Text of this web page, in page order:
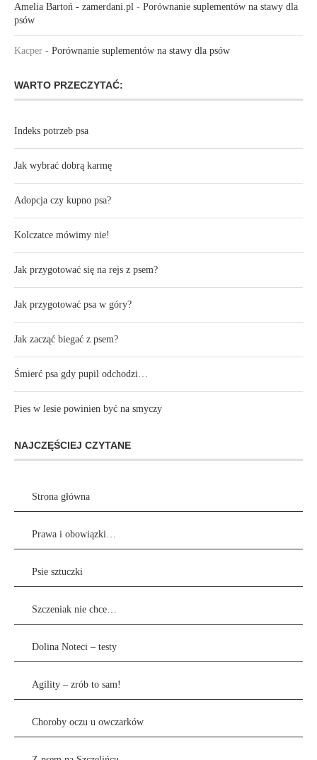
Amelia Bartoń - zamerdani.pl - Porównanie suplementów na stawy dla
psów
Kacper - Porównanie suplementów na stawy dla psów
WARTO PRZECZYTAĆ:
Indeks potrzeb psa
Jak wybrać dobrą karmę
Adopcja czy kupno psa?
Kolczatce mówimy nie!
Jak przygotować się na rejs z psem?
Jak przygotować psa w góry?
Jak zacząć biegać z psem?
Śmierć psa gdy pupil odchodzi…
Pies w lesie powinien być na smyczy
NAJCZĘŚCIEJ CZYTANE
Strona główna
Prawa i obowiązki…
Psie sztuczki
Szczeniak nie chce…
Dolina Noteci – testy
Agility – zrób to sam!
Choroby oczu u owczarków